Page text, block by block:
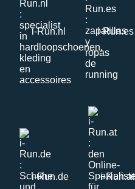
i-Run.nl i-Run.es
i-Run.de i-Run.at